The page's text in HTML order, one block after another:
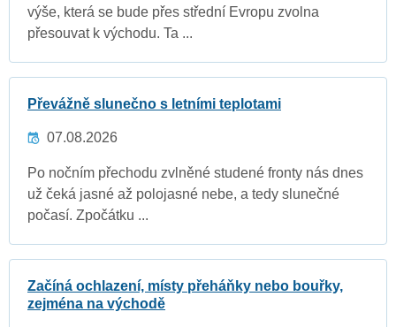
výše, která se bude přes střední Evropu zvolna
přesouvat k východu. Ta ...
Převážně slunečno s letními teplotami
07.08.2026
Po nočním přechodu zvlněné studené fronty nás dnes
už čeká jasné až polojasné nebe, a tedy slunečné
počasí. Zpočátku ...
Začíná ochlazení, místy přeháňky nebo bouřky,
zejména na východě